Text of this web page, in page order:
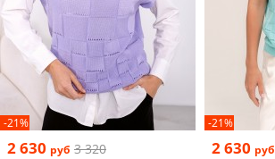
-21%
2 630 руб 3 320
-21%
2 630 руб